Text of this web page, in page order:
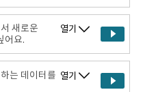
새로운
어요.
열기
는 데이터를 열기